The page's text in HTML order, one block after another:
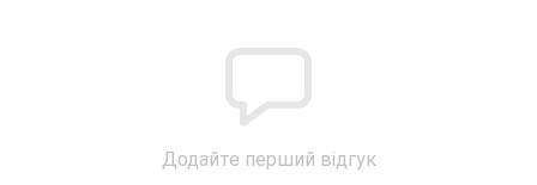
Додайте перший відгук